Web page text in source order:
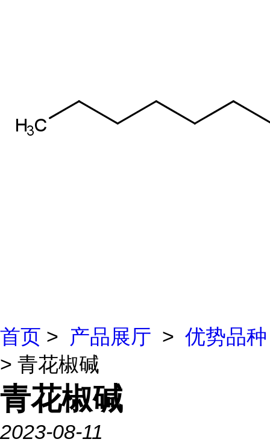
首页 > 产品展厅 > 优势品种
> 青花椒碱
青花椒碱
2023-08-11